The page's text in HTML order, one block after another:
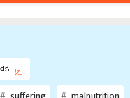
suffering malnutrition